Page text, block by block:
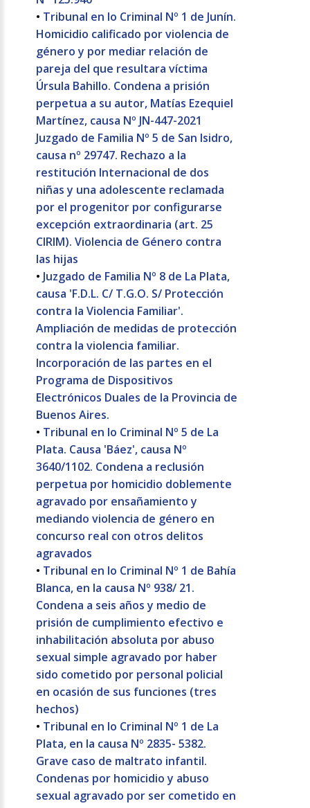
• Tribunal en lo Criminal Nº 1 de Junín.
Homicidio calificado por violencia de
género y por mediar relación de
pareja del que resultara víctima
Úrsula Bahillo. Condena a prisión
perpetua a su autor, Matías Ezequiel
Martínez, causa Nº JN-447-2021
Juzgado de Familia Nº 5 de San Isidro,
causa nº 29747. Rechazo a la
restitución Internacional de dos
niñas y una adolescente reclamada
por el progenitor por configurarse
excepción extraordinaria (art. 25
CIRIM). Violencia de Género contra
las hijas
• Juzgado de Familia Nº 8 de La Plata,
causa 'F.D.L. C/ T.G.O. S/ Protección
contra la Violencia Familiar'.
Ampliación de medidas de protección
contra la violencia familiar.
Incorporación de las partes en el
Programa de Dispositivos
Electrónicos Duales de la Provincia de
Buenos Aires.
• Tribunal en lo Criminal Nº 5 de La
Plata. Causa 'Báez', causa Nº
3640/1102. Condena a reclusión
perpetua por homicidio doblemente
agravado por ensañamiento y
mediando violencia de género en
concurso real con otros delitos
agravados
• Tribunal en lo Criminal Nº 1 de Bahía
Blanca, en la causa Nº 938/ 21.
Condena a seis años y medio de
prisión de cumplimiento efectivo e
inhabilitación absoluta por abuso
sexual simple agravado por haber
sido cometido por personal policial
en ocasión de sus funciones (tres
hechos)
• Tribunal en lo Criminal Nº 1 de La
Plata, en la causa Nº 2835- 5382.
Grave caso de maltrato infantil.
Condenas por homicidio y abuso
sexual agravado por ser cometido en